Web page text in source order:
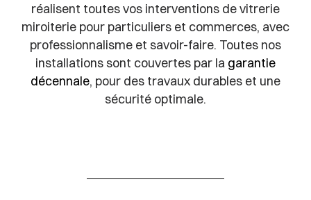
réalisent toutes vos interventions de vitrerie
miroiterie pour particuliers et commerces, avec
professionnalisme et savoir-faire. Toutes nos
installations sont couvertes par la garantie
décennale, pour des travaux durables et une
sécurité optimale.